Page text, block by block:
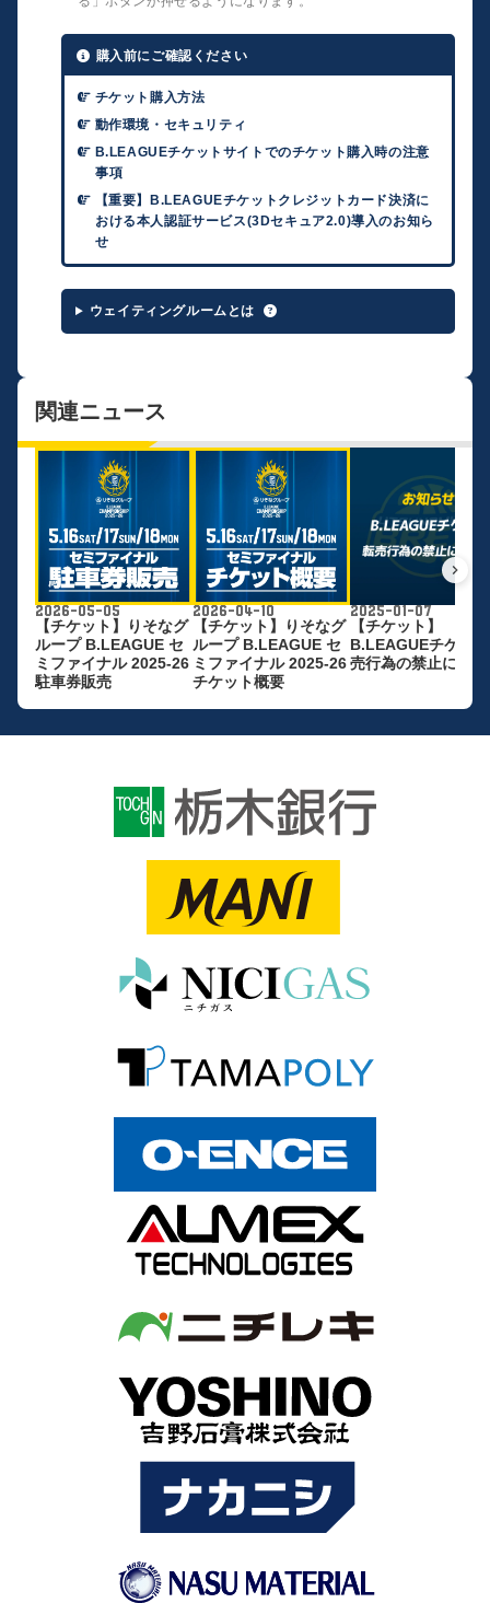
購入前にご確認ください
チケット購入方法
動作環境・セキュリティ
B.LEAGUEチケットサイトでのチケット購入時の注意
事項
【重要】B.LEAGUEチケットクレジットカード決済に
おける本人認証サービス(3Dセキュア2.0)導入のお知ら
せ
ウェイティングルームとは
関連ニュース
2026-05-05
【チケット】りそなグ
ループ B.LEAGUE セ
ミファイナル 2025-26
駐車券販売
2026-04-10
【チケット】りそなグ
ループ B.LEAGUE セ
ミファイナル 2025-26
チケット概要
2025-01-07
【チケット】
B.LEAGUEチケッ
売行為の禁止に関
keyboard_arrow_right